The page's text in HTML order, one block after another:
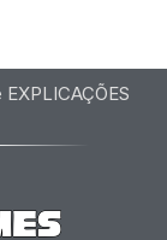
EXPLICAÇÕES